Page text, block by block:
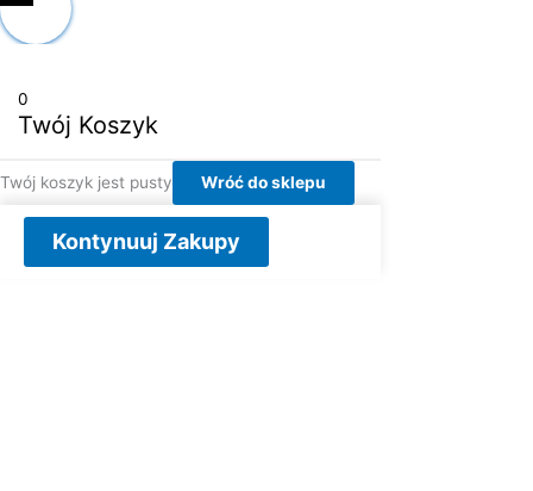
0
Twój Koszyk
Twój koszyk jest pusty Wróć do sklepu
Kontynuuj Zakupy